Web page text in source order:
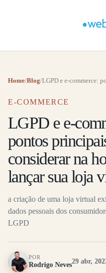
Home/Blog/LGPD e e-commerce:
E-COMMERCE
LGPD e e-
pontos
considerar na
lançar sua loja
a criação de uma loja virtual
dados pessoais dos
LGPD
POR
Rodrigo Neves29 abr,